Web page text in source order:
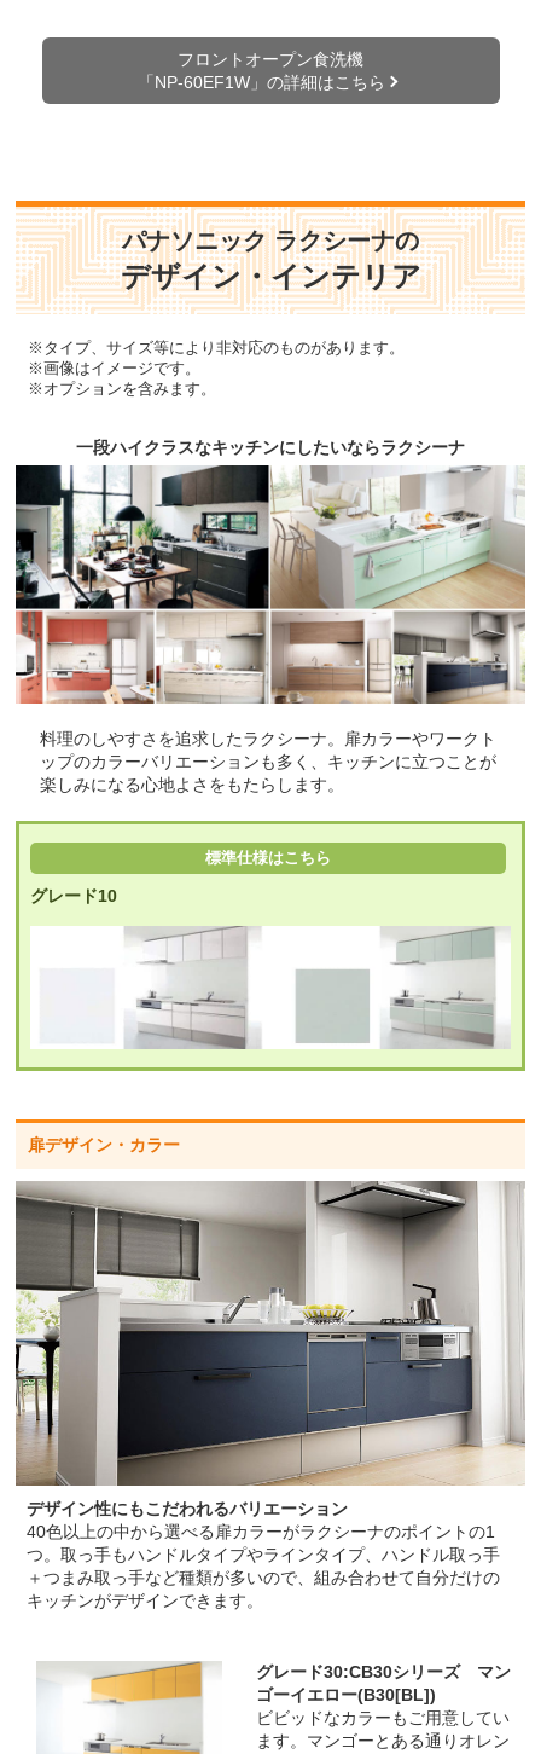
フロントオープン食洗機
「NP-60EF1W」の詳細はこちら
パナソニック ラクシーナの
デザイン・インテリア
※タイプ、サイズ等により非対応のものがあります。
※画像はイメージです。
※オプションを含みます。
一段ハイクラスなキッチンにしたいならラクシーナ
料理のしやすさを追求したラクシーナ。扉カラーやワークト
ップのカラーバリエーションも多く、キッチンに立つことが
楽しみになる心地よさをもたらします。
標準仕様はこちら
グレード10
扉デザイン・カラー
デザイン性にもこだわれるバリエーション
40色以上の中から選べる扉カラーがラクシーナのポイントの1
つ。取っ手もハンドルタイプやラインタイプ、ハンドル取っ手
＋つまみ取っ手など種類が多いので、組み合わせて自分だけの
キッチンがデザインできます。
グレード30:CB30シリーズ マン
ゴーイエロー(B30[BL])
ビビッドなカラーもご用意してい
ます。マンゴーとある通りオレン